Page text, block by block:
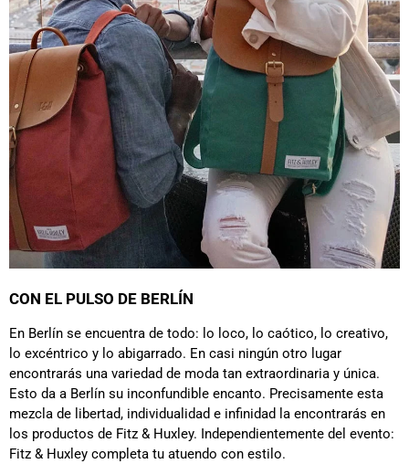
CON EL PULSO DE BERLÍN
En Berlín se encuentra de todo: lo loco, lo caótico, lo creativo,
lo excéntrico y lo abigarrado. En casi ningún otro lugar
encontrarás una variedad de moda tan extraordinaria y única.
Esto da a Berlín su inconfundible encanto. Precisamente esta
mezcla de libertad, individualidad e infinidad la encontrarás en
los productos de Fitz & Huxley. Independientemente del evento:
Fitz & Huxley completa tu atuendo con estilo.